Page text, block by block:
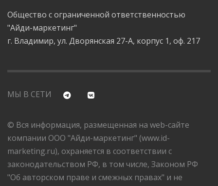
Общество с ограниченной ответственностью
"Айди-маркетинг"
г. Владимир, ул. Дворянская 27-А, корпус 1, оф. 217
МЫ В СЕТИ
© Вся информация, размещенная на web-сайте
компании ООО "Айди-маркетинг" (www.id-
marketing.ru), охраняется в соответствии с
законодательством РФ, в том числе, Законом РФ
"Об авторском праве и смежных правах" и не